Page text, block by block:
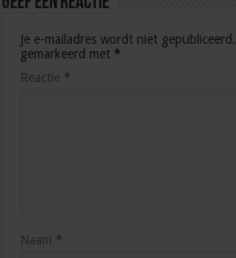
Je e-mailadres wordt niet gepubliceerd.
gemarkeerd met *
Reactie *
Naam *